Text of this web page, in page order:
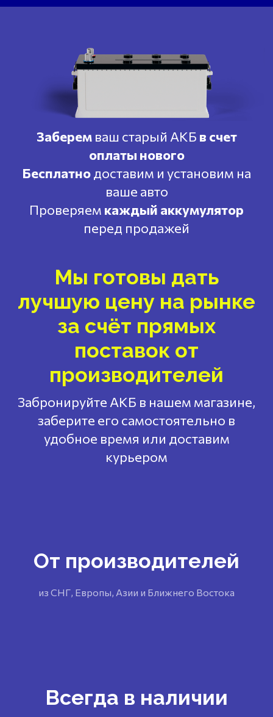
Заберемваш старый АКБ в счет
оплаты нового
Бесплатнодоставим и установим на
ваше авто
Проверяем каждый аккумулятор
перед продажей
Мы готовы дать
лучшую цену на рынке
за счёт прямых
поставок от
производителей
Забронируйте АКБ в нашем магазине,
заберите его самостоятельно в
удобное время или доставим
курьером
От производителей
из СНГ, Европы, Азии и Ближнего Востока
Всегда в наличии